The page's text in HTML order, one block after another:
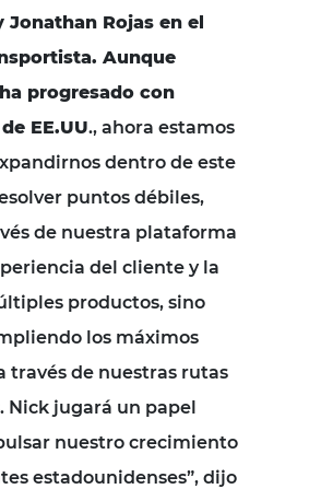
Jonathan Rojas en el
Aunque
progresado con
EE.UU., ahora estamos
dentro de este
puntos débiles,
de nuestra plataforma
del cliente y la
productos, sino
los máximos
través de nuestras rutas
Nick jugará un papel
nuestro crecimiento
estadounidenses”, dijo